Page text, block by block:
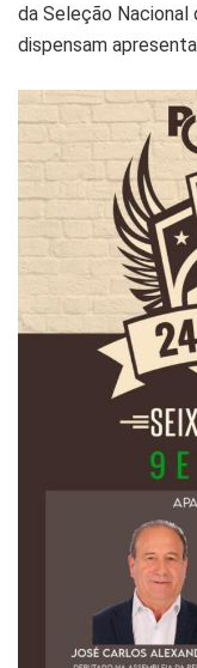
da Seleção Nacional
dispensam